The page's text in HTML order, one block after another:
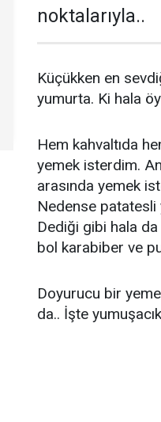
noktalarıyla..
Küçükken en
yumurta. Ki hala
Hem kahvaltıda
yemek isterdim.
arasında yemek
Nedense patatesli
Dediği gibi hala
bol karabiber ve
Doyurucu bir
da.. İşte